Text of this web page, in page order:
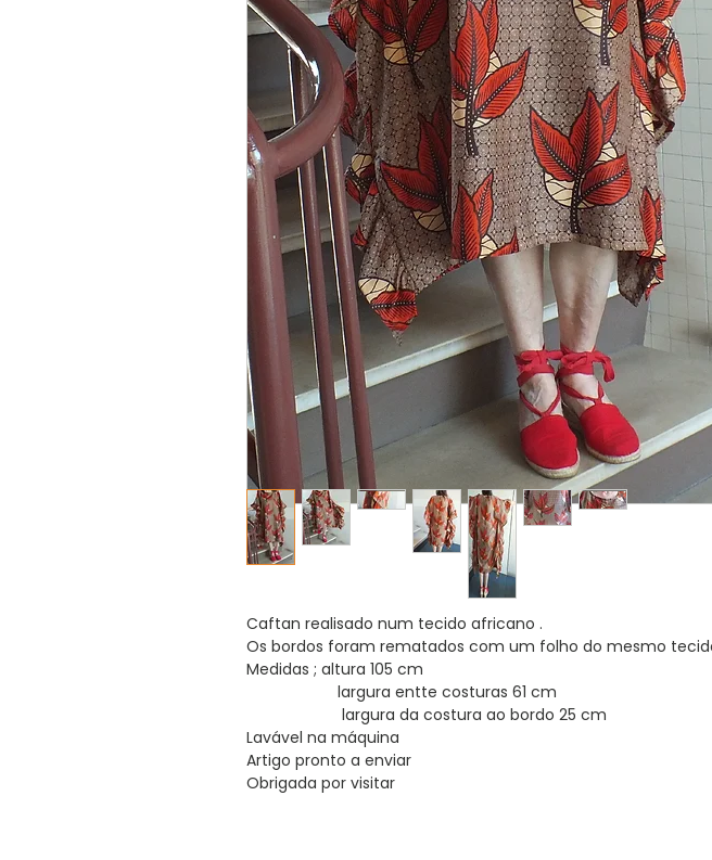
Caftan realisado num tecido africano .
Os bordos foram rematados com um folho do mesmo
Medidas ; altura 105 cm
largura entte costuras 61 cm
largura da costura ao bordo 25 cm
Lavável na máquina
Artigo pronto a enviar
Obrigada por visitar